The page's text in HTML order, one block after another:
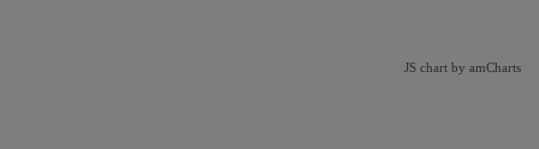
JS chart by amCharts